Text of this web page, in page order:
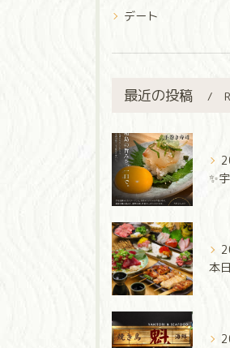
デート
最近の投稿